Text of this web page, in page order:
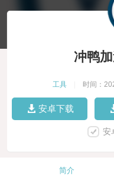
冲鸭
工具 时间：
安卓下载
安
简介